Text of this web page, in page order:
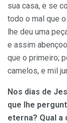
sua casa, e se
todo o mal que
lhe deu uma
e assim
que o primeiro;
camelos, e mil
Nos dias de
que lhe
eterna? Qual a